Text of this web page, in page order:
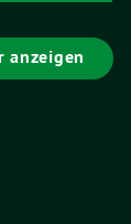
anzeigen